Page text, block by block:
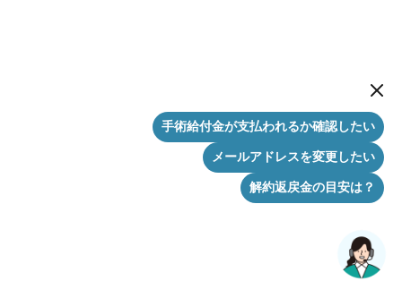
New
手術給付金が支払われるか確認したい
メールアドレスを変更したい
解約返戻金の目安は？